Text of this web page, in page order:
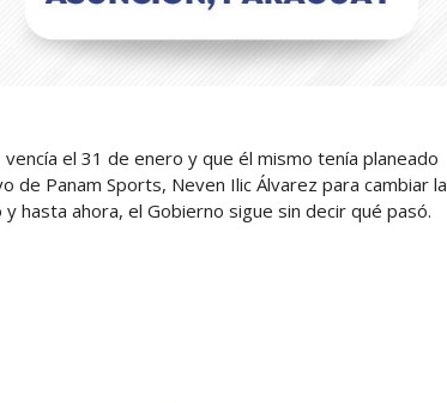
el 31 de enero y que él mismo tenía planeado
Panam Sports, Neven Ilic Álvarez para cambiar la
hasta ahora, el Gobierno sigue sin decir qué pasó.